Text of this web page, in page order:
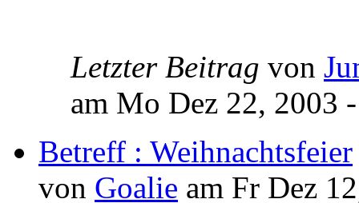
Letzter Beitrag von
am Mo Dez 22, 2003
Betreff : Weihnachtsfeier
von Goalie am Fr Dez